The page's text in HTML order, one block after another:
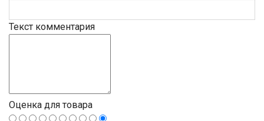
Текст комментария
Оценка для товара